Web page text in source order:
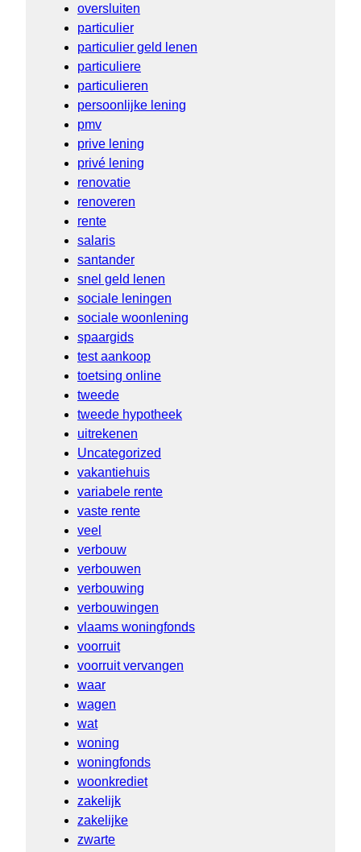
oversluiten
particulier
particulier geld lenen
particuliere
particulieren
persoonlijke lening
pmv
prive lening
privé lening
renovatie
renoveren
rente
salaris
santander
snel geld lenen
sociale leningen
sociale woonlening
spaargids
test aankoop
toetsing online
tweede
tweede hypotheek
uitrekenen
Uncategorized
vakantiehuis
variabele rente
vaste rente
veel
verbouw
verbouwen
verbouwing
verbouwingen
vlaams woningfonds
voorruit
voorruit vervangen
waar
wagen
wat
woning
woningfonds
woonkrediet
zakelijk
zakelijke
zwarte